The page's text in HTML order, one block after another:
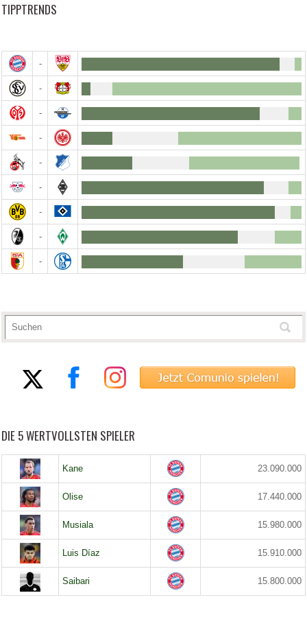
TIPPTRENDS
-
-
-
-
-
-
-
-
-
DIE 5 WERTVOLLSTEN SPIELER
Kane 23.090.000
Olise 17.440.000
Musiala 15.980.000
Luis Díaz 15.910.000
Saibari 15.800.000